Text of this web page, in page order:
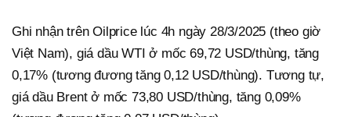
Ghi nhận trên Oilprice lúc 4h ngày 28/3/2025 (theo giờ
Việt Nam), giá dầu WTI ở mốc 69,72 USD/thùng, tăng
0,17% (tương đương tăng 0,12 USD/thùng). Tương tự,
giá dầu Brent ở mốc 73,80 USD/thùng, tăng 0,09%